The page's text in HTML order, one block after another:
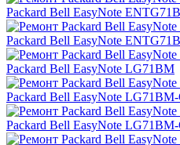
Packard Bell EasyNote
Packard Bell EasyNote
Packard Bell EasyNote LG71BM
Packard Bell EasyNote
Packard Bell EasyNote